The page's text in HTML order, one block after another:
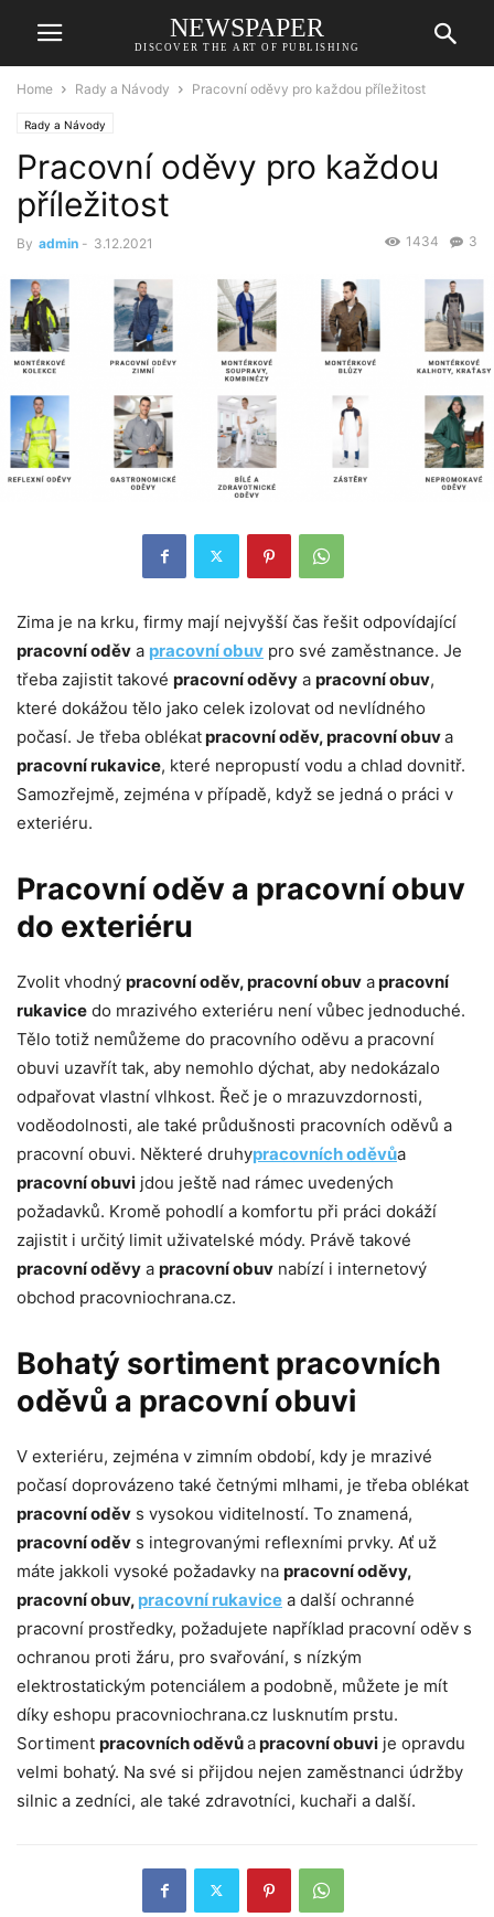
NEWSPAPER
DISCOVER THE ART OF PUBLISHING
Home Rady a Návody Pracovní oděvy pro každou příležitost
Rady a Návody
Pracovní oděvy pro každou
příležitost
By admin - 3.12.2021 3
1434
Zima je na krku, firmy mají nejvyšší čas řešit odpovídající
pracovní oděv a pracovní obuv pro své zaměstnance. Je
třeba zajistit takové pracovní oděvy a pracovní obuv,
které dokážou tělo jako celek izolovat od nevlídného
počasí. Je třeba oblékatpracovní oděv, pracovní obuva
pracovní rukavice, které nepropustí vodu a chlad dovnitř.
Samozřejmě, zejména v případě, když se jedná o práci v
exteriéru.
Pracovní oděv a pracovní obuv
do exteriéru
Zvolit vhodný pracovní oděv, pracovní obuv apracovní
rukavice do mrazivého exteriéru není vůbec jednoduché.
Tělo totiž nemůžeme do pracovního oděvu a pracovní
obuvi uzavřít tak, aby nemohlo dýchat, aby nedokázalo
odpařovat vlastní vlhkost. Řeč je o mrazuvzdornosti,
voděodolnosti, ale také průdušnosti pracovních oděvů a
pracovní obuvi. Některé druhypracovních oděvůa
pracovní obuvi jdou ještě nad rámec uvedených
požadavků. Kromě pohodlí a komfortu při práci dokáží
zajistit i určitý limit uživatelské módy. Právě takové
pracovní oděvy a pracovní obuv nabízí i internetový
obchod pracovniochrana.cz.
Bohatý sortiment pracovních
oděvů a pracovní obuvi
V exteriéru, zejména v zimním období, kdy je mrazivé
počasí doprovázeno také četnými mlhami, je třeba oblékat
pracovní oděv s vysokou viditelností. To znamená,
pracovní oděv s integrovanými reflexními prvky. Ať už
máte jakkoli vysoké požadavky na pracovní oděvy,
pracovní obuv, pracovní rukavice a další ochranné
pracovní prostředky, požadujete například pracovní oděv s
ochranou proti žáru, pro svařování, s nízkým
elektrostatickým potenciálem a podobně, můžete je mít
díky eshopu pracovniochrana.cz lusknutím prstu.
Sortiment pracovních oděvůapracovní obuvi je opravdu
velmi bohatý. Na své si přijdou nejen zaměstnanci údržby
silnic a zedníci, ale také zdravotníci, kuchaři a další.